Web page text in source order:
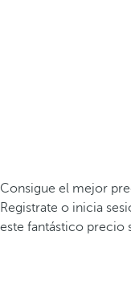
Consigue el mejor
Registrate o inicia
este fantástico precio